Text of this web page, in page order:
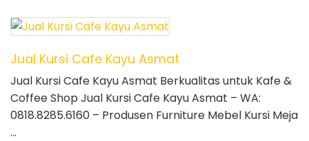
Jual Kursi Cafe Kayu Asmat
Jual Kursi Cafe Kayu Asmat Berkualitas untuk Kafe &
Coffee Shop Jual Kursi Cafe Kayu Asmat – WA:
0818.8285.6160 – Produsen Furniture Mebel Kursi Meja
…